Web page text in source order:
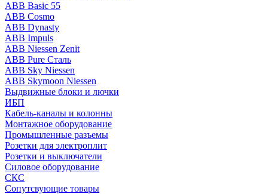
ABB Basic 55
ABB Cosmo
ABB Dynasty
ABB Impuls
ABB Niessen Zenit
ABB Pure Сталь
ABB Sky Niessen
ABB Skymoon Niessen
Выдвижные блоки и лючки
ИБП
Кабель-каналы и колонны
Монтажное оборудование
Промышленные разъемы
Розетки для электроплит
Розетки и выключатели
Силовое оборудование
СКС
Сопутсвующие товары